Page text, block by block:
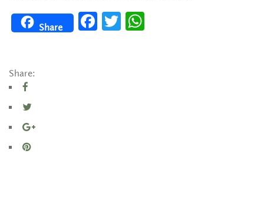
Share
FacebookTwitter
Share: